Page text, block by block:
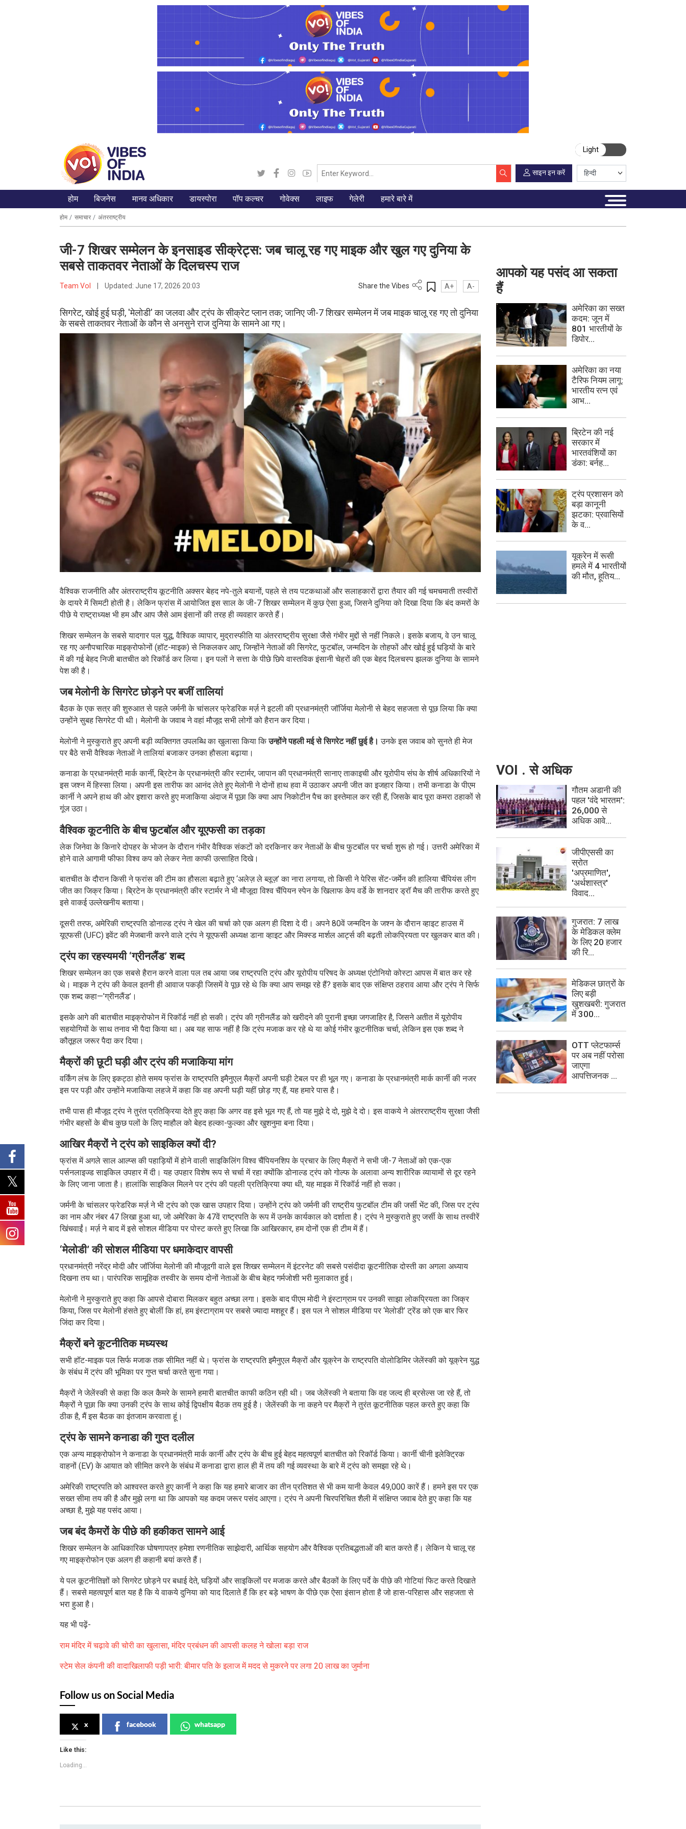
Light
साइन इन करें
होम बिजनेस मानव अधिकार डायस्पोरा पॉप कल्चर गोवेक्स लाइफ गेलेरी हमारे बारे में
होम समाचार अंतरराष्ट्रीय
जी-7 शिखर सम्मेलन के इनसाइड सीक्रेट्स: जब चालू रह गए माइक और खुल गए दुनिया के
सबसे ताकतवर नेताओं के दिलचस्प राज
Team VoI Updated: June 17, 2026 20:03 Share the Vibes A+ A-
सिगरेट, खोई हुई घड़ी, 'मेलोडी' का जलवा और ट्रंप के सीक्रेट प्लान तक; जानिए जी-7 शिखर सम्मेलन में जब माइक चालू रह गए तो दुनिया
के सबसे ताकतवर नेताओं के कौन से अनसुने राज दुनिया के सामने आ गए।
वैश्विक राजनीति और अंतरराष्ट्रीय कूटनीति अक्सर बेहद नपे-तुले बयानों, पहले से तय पटकथाओं और सलाहकारों द्वारा तैयार की गई चमचमाती तस्वीरों
के दायरे में सिमटी होती है। लेकिन फ्रांस में आयोजित इस साल के जी-7 शिखर सम्मेलन में कुछ ऐसा हुआ, जिसने दुनिया को दिखा दिया कि बंद कमरों के
पीछे ये राष्ट्राध्यक्ष भी हम और आप जैसे आम इंसानों की तरह ही व्यवहार करते हैं।
शिखर सम्मेलन के सबसे यादगार पल युद्ध, वैश्विक व्यापार, मुद्रास्फीति या अंतरराष्ट्रीय सुरक्षा जैसे गंभीर मुद्दों से नहीं निकले। इसके बजाय, वे उन चालू
रह गए अनौपचारिक माइक्रोफोनों (हॉट-माइक) से निकलकर आए, जिन्होंने नेताओं की सिगरेट, फुटबॉल, जन्मदिन के तोहफों और खोई हुई घड़ियों के बारे
में की गई बेहद निजी बातचीत को रिकॉर्ड कर लिया। इन पलों ने सत्ता के पीछे छिपे वास्तविक इंसानी चेहरों की एक बेहद दिलचस्प झलक दुनिया के सामने
पेश की है।
जब मेलोनी के सिगरेट छोड़ने पर बजीं तालियां
बैठक के एक सत्र की शुरुआत से पहले जर्मनी के चांसलर फ्रेडरिक मर्ज़ ने इटली की प्रधानमंत्री जॉर्जिया मेलोनी से बेहद सहजता से पूछ लिया कि क्या
उन्होंने सुबह सिगरेट पी थी। मेलोनी के जवाब ने वहां मौजूद सभी लोगों को हैरान कर दिया।
मेलोनी ने मुस्कुराते हुए अपनी बड़ी व्यक्तिगत उपलब्धि का खुलासा किया किउन्होंने पहली मई से सिगरेट नहीं छुई है। उनके इस जवाब को सुनते ही मेज
पर बैठे सभी वैश्विक नेताओं ने तालियां बजाकर उनका हौसला बढ़ाया।
कनाडा के प्रधानमंत्री मार्क कार्नी, ब्रिटेन के प्रधानमंत्री कीर स्टार्मर, जापान की प्रधानमंत्री सानाए ताकाइची और यूरोपीय संघ के शीर्ष अधिकारियों ने
इस जश्न में हिस्सा लिया। अपनी इस तारीफ का आनंद लेते हुए मेलोनी ने दोनों हाथ हवा में उठाकर अपनी जीत का इजहार किया। तभी कनाडा के पीएम
कार्नी ने अपने हाथ की ओर इशारा करते हुए मजाकिया अंदाज में पूछा कि क्या आप निकोटीन पैच का इस्तेमाल कर रही हैं, जिसके बाद पूरा कमरा ठहाकों से
गूंज उठा।
वैश्विक कूटनीति के बीच फुटबॉल और यूएफसी का तड़का
लेक जिनेवा के किनारे दोपहर के भोजन के दौरान गंभीर वैश्विक संकटों को दरकिनार कर नेताओं के बीच फुटबॉल पर चर्चा शुरू हो गई। उत्तरी अमेरिका में
होने वाले आगामी फीफा विश्व कप को लेकर नेता काफी उत्साहित दिखे।
बातचीत के दौरान किसी ने फ्रांस की टीम का हौसला बढ़ाते हुए ‘अलेज़ ले ब्लूज़’ का नारा लगाया, तो किसी ने पेरिस सेंट-जर्मेन की हालिया चैंपियंस लीग
जीत का जिक्र किया। ब्रिटेन के प्रधानमंत्री कीर स्टार्मर ने भी मौजूदा विश्व चैंपियन स्पेन के खिलाफ केप वर्डे के शानदार ड्रॉ मैच की तारीफ करते हुए
इसे वाकई उल्लेखनीय बताया।
दूसरी तरफ, अमेरिकी राष्ट्रपति डोनाल्ड ट्रंप ने खेल की चर्चा को एक अलग ही दिशा दे दी। अपने 80वें जन्मदिन के जश्न के दौरान व्हाइट हाउस में
यूएफसी (UFC) इवेंट की मेजबानी करने वाले ट्रंप ने यूएफसी अध्यक्ष डाना व्हाइट और मिक्स्ड मार्शल आर्ट्स की बढ़ती लोकप्रियता पर खुलकर बात की।
ट्रंप का रहस्यमयी ‘ग्रीनलैंड’ शब्द
शिखर सम्मेलन का एक सबसे हैरान करने वाला पल तब आया जब राष्ट्रपति ट्रंप और यूरोपीय परिषद के अध्यक्ष एंटोनियो कोस्टा आपस में बात कर रहे
थे। माइक ने ट्रंप की केवल इतनी ही आवाज पकड़ी जिसमें वे पूछ रहे थे कि क्या आप समझ रहे हैं? इसके बाद एक संक्षिप्त ठहराव आया और ट्रंप ने सिर्फ
एक शब्द कहा—’ग्रीनलैंड’।
इसके आगे की बातचीत माइक्रोफोन में रिकॉर्ड नहीं हो सकी। ट्रंप की ग्रीनलैंड को खरीदने की पुरानी इच्छा जगजाहिर है, जिसने अतीत में यूरोपीय
सहयोगियों के साथ तनाव भी पैदा किया था। अब यह साफ नहीं है कि ट्रंप मजाक कर रहे थे या कोई गंभीर कूटनीतिक चर्चा, लेकिन इस एक शब्द ने
कौतूहल जरूर पैदा कर दिया।
मैक्रों की छूटी घड़ी और ट्रंप की मजाकिया मांग
वर्किंग लंच के लिए इकट्ठा होते समय फ्रांस के राष्ट्रपति इमैनुएल मैक्रों अपनी घड़ी टेबल पर ही भूल गए। कनाडा के प्रधानमंत्री मार्क कार्नी की नजर
इस पर पड़ी और उन्होंने मजाकिया लहजे में कहा कि वह अपनी घड़ी यहीं छोड़ गए हैं, यह हमारे पास है।
तभी पास ही मौजूद ट्रंप ने तुरंत प्रतिक्रिया देते हुए कहा कि अगर वह इसे भूल गए हैं, तो यह मुझे दे दो, मुझे दे दो। इस वाकये ने अंतरराष्ट्रीय सुरक्षा जैसी
गंभीर बहसों के बीच कुछ पलों के लिए माहौल को बेहद हल्का-फुल्का और खुशनुमा बना दिया।
आखिर मैक्रों ने ट्रंप को साइकिल क्यों दी?
फ्रांस में अगले साल आल्प्स की पहाड़ियों में होने वाली साइकिलिंग विश्व चैंपियनशिप के प्रचार के लिए मैक्रों ने सभी जी-7 नेताओं को एक-एक
पर्सनलाइज्ड साइकिल उपहार में दी। यह उपहार विशेष रूप से चर्चा में रहा क्योंकि डोनाल्ड ट्रंप को गोल्फ के अलावा अन्य शारीरिक व्यायामों से दूर रहने
के लिए जाना जाता है। हालांकि साइकिल मिलने पर ट्रंप की पहली प्रतिक्रिया क्या थी, यह माइक में रिकॉर्ड नहीं हो सका।
जर्मनी के चांसलर फ्रेडरिक मर्ज़ ने भी ट्रंप को एक खास उपहार दिया। उन्होंने ट्रंप को जर्मनी की राष्ट्रीय फुटबॉल टीम की जर्सी भेंट की, जिस पर ट्रंप
का नाम और नंबर 47 लिखा हुआ था, जो अमेरिका के 47वें राष्ट्रपति के रूप में उनके कार्यकाल को दर्शाता है। ट्रंप ने मुस्कुराते हुए जर्सी के साथ तस्वीरें
खिंचवाईं। मर्ज़ ने बाद में इसे सोशल मीडिया पर पोस्ट करते हुए लिखा कि आखिरकार, हम दोनों एक ही टीम में हैं।
‘मेलोडी’ की सोशल मीडिया पर धमाकेदार वापसी
प्रधानमंत्री नरेंद्र मोदी और जॉर्जिया मेलोनी की मौजूदगी वाले इस शिखर सम्मेलन में इंटरनेट की सबसे पसंदीदा कूटनीतिक दोस्ती का अगला अध्याय
दिखना तय था। पारंपरिक सामूहिक तस्वीर के समय दोनों नेताओं के बीच बेहद गर्मजोशी भरी मुलाकात हुई।
मेलोनी ने मुस्कुराते हुए कहा कि आपसे दोबारा मिलकर बहुत अच्छा लगा। इसके बाद पीएम मोदी ने इंस्टाग्राम पर उनकी साझा लोकप्रियता का जिक्र
किया, जिस पर मेलोनी हंसते हुए बोलीं कि हां, हम इंस्टाग्राम पर सबसे ज्यादा मशहूर हैं। इस पल ने सोशल मीडिया पर ‘मेलोडी’ ट्रेंड को एक बार फिर
जिंदा कर दिया।
मैक्रों बने कूटनीतिक मध्यस्थ
सभी हॉट-माइक पल सिर्फ मजाक तक सीमित नहीं थे। फ्रांस के राष्ट्रपति इमैनुएल मैक्रों और यूक्रेन के राष्ट्रपति वोलोडिमिर जेलेंस्की को यूक्रेन युद्ध
के संबंध में ट्रंप की भूमिका पर गुप्त चर्चा करते सुना गया।
मैक्रों ने जेलेंस्की से कहा कि कल कैमरे के सामने हमारी बातचीत काफी कठिन रही थी। जब जेलेंस्की ने बताया कि वह जल्द ही ब्रसेल्स जा रहे हैं, तो
मैक्रों ने पूछा कि क्या उनकी ट्रंप के साथ कोई द्विपक्षीय बैठक तय हुई है। जेलेंस्की के ना कहने पर मैक्रों ने तुरंत कूटनीतिक पहल करते हुए कहा कि
ठीक है, मैं इस बैठक का इंतजाम करवाता हूं।
ट्रंप के सामने कनाडा की गुप्त दलील
एक अन्य माइक्रोफोन ने कनाडा के प्रधानमंत्री मार्क कार्नी और ट्रंप के बीच हुई बेहद महत्वपूर्ण बातचीत को रिकॉर्ड किया। कार्नी चीनी इलेक्ट्रिक
वाहनों (EV) के आयात को सीमित करने के संबंध में कनाडा द्वारा हाल ही में तय की गई व्यवस्था के बारे में ट्रंप को समझा रहे थे।
अमेरिकी राष्ट्रपति को आश्वस्त करते हुए कार्नी ने कहा कि यह हमारे बाजार का तीन प्रतिशत से भी कम यानी केवल 49,000 कारें हैं। हमने इस पर एक
सख्त सीमा तय की है और मुझे लगा था कि आपको यह कदम जरूर पसंद आएगा। ट्रंप ने अपनी चिरपरिचित शैली में संक्षिप्त जवाब देते हुए कहा कि यह
अच्छा है, मुझे यह पसंद आया।
जब बंद कैमरों के पीछे की हकीकत सामने आई
शिखर सम्मेलन के आधिकारिक घोषणापत्र हमेशा रणनीतिक साझेदारी, आर्थिक सहयोग और वैश्विक प्रतिबद्धताओं की बात करते हैं। लेकिन ये चालू रह
गए माइक्रोफोन एक अलग ही कहानी बयां करते हैं।
ये पल कूटनीतिज्ञों को सिगरेट छोड़ने पर बधाई देते, घड़ियों और साइकिलों पर मजाक करते और बैठकों के लिए पर्दे के पीछे की गोटियां फिट करते दिखाते
हैं। सबसे महत्वपूर्ण बात यह है कि ये वाकये दुनिया को याद दिलाते हैं कि हर बड़े भाषण के पीछे एक ऐसा इंसान होता है जो हास-परिहास और सहजता से
भरा हुआ है।
यह भी पढ़ें-
राम मंदिर में चढ़ावे की चोरी का खुलासा, मंदिर प्रबंधन की आपसी कलह ने खोला बड़ा राज
स्टेम सेल कंपनी की वादाखिलाफी पड़ी भारी: बीमार पति के इलाज में मदद से मुकरने पर लगा 20 लाख का जुर्माना
Follow us on Social Media
x facebook whatsapp
Like this:
Loading...
आपको यह पसंद आ सकता
हैं
अमेरिका का सख्त
कदम: जून में
801 भारतीयों के
डिपोर...
अमेरिका का नया
टैरिफ नियम लागू:
भारतीय रत्न एवं
आभ...
ब्रिटेन की नई
सरकार में
भारतवंशियों का
डंका: बर्नह...
ट्रंप प्रशासन को
बड़ा कानूनी
झटका: प्रवासियों
के व...
यूक्रेन में रूसी
हमले में 4 भारतीयों
की मौत, हूतिय...
VOI . से अधिक
गौतम अडानी की
पहल 'वंदे भारतम':
26,000 से
अधिक आवे...
जीपीएससी का
स्रोत
'अप्रमाणित',
'अर्थशास्त्र'
विवाद...
गुजरात: 7 लाख
के मेडिकल क्लेम
के लिए 20 हजार
की रि...
मेडिकल छात्रों के
लिए बड़ी
खुशखबरी: गुजरात
में 300...
OTT प्लेटफार्म्स
पर अब नहीं परोसा
जाएगा
आपत्तिजनक ...